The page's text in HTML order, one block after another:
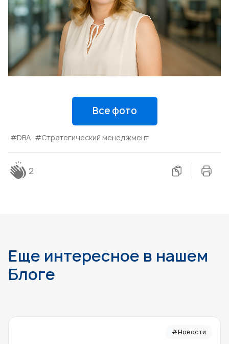
Все фото
#DBA #Стратегический менеджмент
2
Еще интересное в нашем
Блоге
#Новости